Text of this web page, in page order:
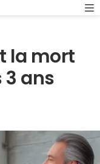
la mort
3 ans